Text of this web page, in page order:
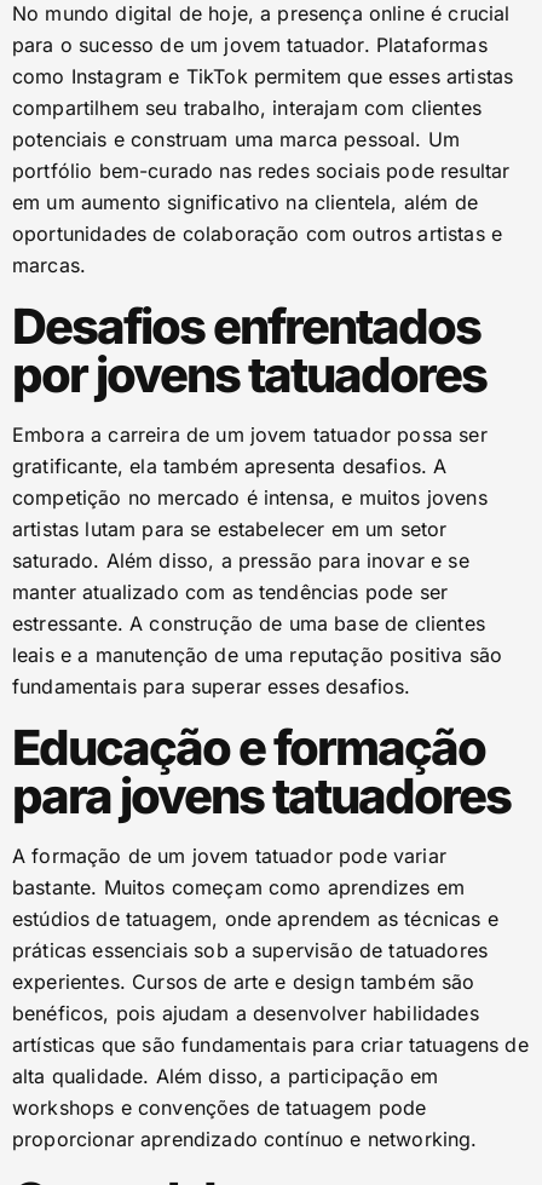
No mundo digital de hoje, a presença online é crucial
para o sucesso de um jovem tatuador. Plataformas
como Instagram e TikTok permitem que esses artistas
compartilhem seu trabalho, interajam com clientes
potenciais e construam uma marca pessoal. Um
portfólio bem-curado nas redes sociais pode resultar
em um aumento significativo na clientela, além de
oportunidades de colaboração com outros artistas e
marcas.
Desafios enfrentados
por jovens tatuadores
Embora a carreira de um jovem tatuador possa ser
gratificante, ela também apresenta desafios. A
competição no mercado é intensa, e muitos jovens
artistas lutam para se estabelecer em um setor
saturado. Além disso, a pressão para inovar e se
manter atualizado com as tendências pode ser
estressante. A construção de uma base de clientes
leais e a manutenção de uma reputação positiva são
fundamentais para superar esses desafios.
Educação e formação
para jovens tatuadores
A formação de um jovem tatuador pode variar
bastante. Muitos começam como aprendizes em
estúdios de tatuagem, onde aprendem as técnicas e
práticas essenciais sob a supervisão de tatuadores
experientes. Cursos de arte e design também são
benéficos, pois ajudam a desenvolver habilidades
artísticas que são fundamentais para criar tatuagens de
alta qualidade. Além disso, a participação em
workshops e convenções de tatuagem pode
proporcionar aprendizado contínuo e networking.